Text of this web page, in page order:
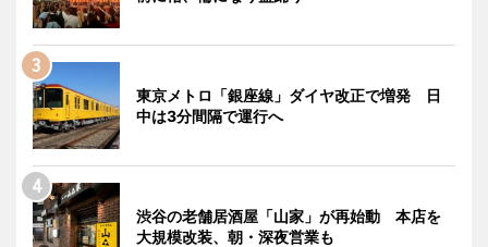
東京メトロ「銀座線」ダイヤ改正で増発 日
中は3分間隔で運行へ
渋谷の老舗居酒屋「山家」が再始動 本店を
大規模改装、朝・深夜営業も